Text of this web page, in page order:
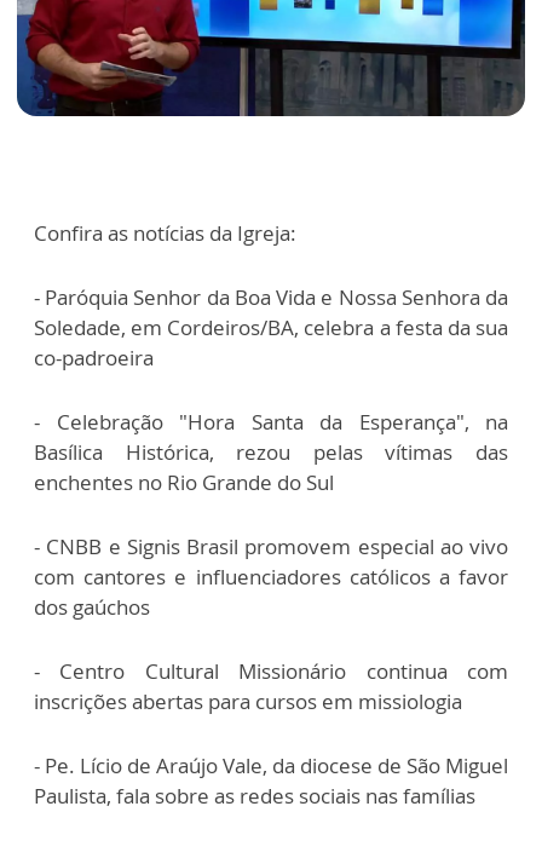
Confira as notícias da Igreja:
- Paróquia Senhor da Boa Vida e Nossa Senhora da
Soledade, em Cordeiros/BA, celebra a festa da sua
co-padroeira
- Celebração "Hora Santa da Esperança", na
Basílica Histórica, rezou pelas vítimas das
enchentes no Rio Grande do Sul
- CNBB e Signis Brasil promovem especial ao vivo
com cantores e influenciadores católicos a favor
dos gaúchos
- Centro Cultural Missionário continua com
inscrições abertas para cursos em missiologia
- Pe. Lício de Araújo Vale, da diocese de São Miguel
Paulista, fala sobre as redes sociais nas famílias